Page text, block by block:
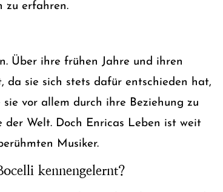
zu erfahren.
Über ihre frühen Jahre und ihren
sie sich stets dafür entschieden hat,
vor allem durch ihre Beziehung zu
der Welt. Doch Enricas Leben ist weit
Musiker.
kennengelernt?